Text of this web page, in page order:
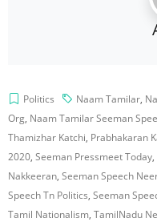
Politics Naam Tamilar,
Org, Naam Tamilar Seeman
Thamizhar Katchi, Prabhakaran
2020, Seeman Pressmeet Today,
Nakkeeran, Seeman Speech
Speech Tn Politics, Seeman
Tamil Nationalism, TamilNadu